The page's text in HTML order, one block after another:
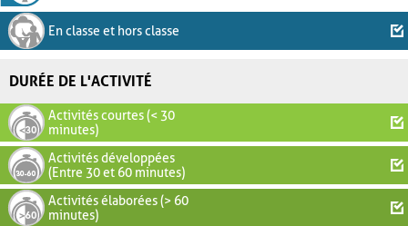
En classe et hors classe
DURÉE DE L'ACTIVITÉ
Activités courtes (< 30
minutes)
Activités développées
(Entre 30 et 60 minutes)
Activités élaborées (> 60
minutes)